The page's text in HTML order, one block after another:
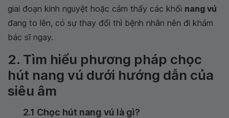
giai đoạn kinh nguyệt hoặc cảm thấy các khối nang vú
đang to lên, có sự thay đổi thì bệnh nhân nên đi khám
bác sĩ ngay.
2. Tìm hiểu phương pháp chọc
hút nang vú dưới hướng dẫn của
siêu âm
2.1 Chọc hút nang vú là gì?